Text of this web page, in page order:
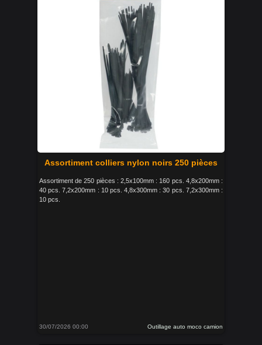
Assortiment colliers nylon noirs 250 pièces
Assortiment de 250 pièces : 2,5x100mm : 160 pcs. 4,8x200mm :
40 pcs. 7,2x200mm : 10 pcs. 4,8x300mm : 30 pcs. 7,2x300mm :
10 pcs.
30/07/2026 00:00 Outillage auto moco camion